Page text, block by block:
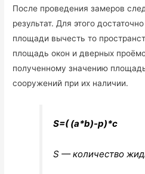
После проведения замеров
результат. Для этого
площади вычесть то
площадь окон и дверных
полученному значению
сооружений при их наличии.
S=( (a*b)-p)*c
S — количество